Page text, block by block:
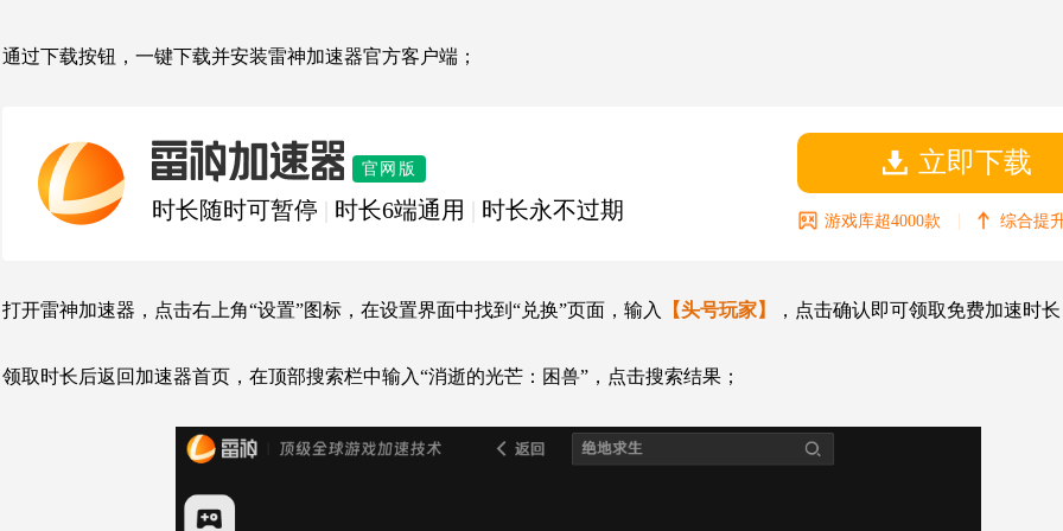
通过下载按钮，一键下载并安装雷神加速器官方客户端；
雷神加速器 官网版
时长随时可暂停 时长6端通用 时长永不过期
立即下载
游戏库超4000款 | 综合提
打开雷神加速器，点击右上角“设置”图标，在设置界面中找到“兑换”页面，输入 【头号玩家】 ，点击确认即可领取免费加速时长
领取时长后返回加速器首页，在顶部搜索栏中输入“消逝的光芒：困兽”，点击搜索结果；